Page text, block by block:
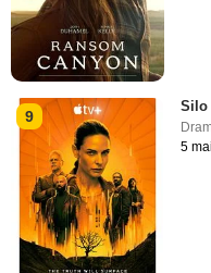
9
Silo
5